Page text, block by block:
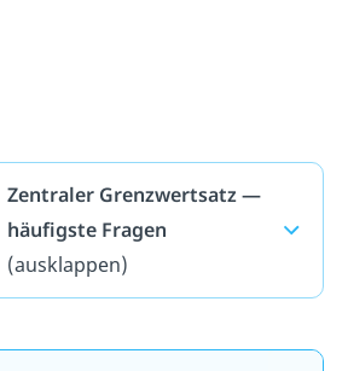
Zentraler Grenzwertsatz —
häufigste Fragen
(ausklappen)